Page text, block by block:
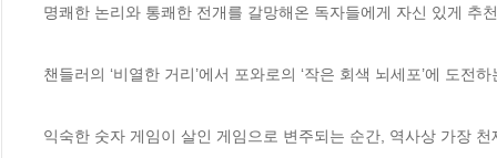
명쾌한 논리와 통쾌한 전개를 갈망해온 독자들에게 자신 있게 추
챈들러의 ‘비열한 거리’에서 포와로의 ‘작은 회색 뇌세포’에 도
익숙한 숫자 게임이 살인 게임으로 변주되는 순간, 역사상 가장